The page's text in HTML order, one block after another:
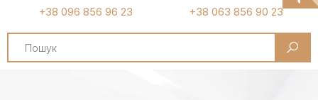
+38 096 856 96 23 +38 063 856 90 23
Search